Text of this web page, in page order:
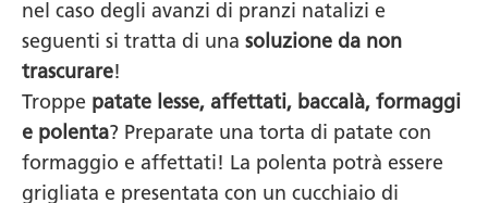
nel caso degli avanzi di pranzi natalizi e
seguenti si tratta di una soluzione da non
trascurare!
Troppe patate lesse, affettati, baccalà, formaggi
e polenta? Preparate una torta di patate con
formaggio e affettati! La polenta potrà essere
grigliata e presentata con un cucchiaio di